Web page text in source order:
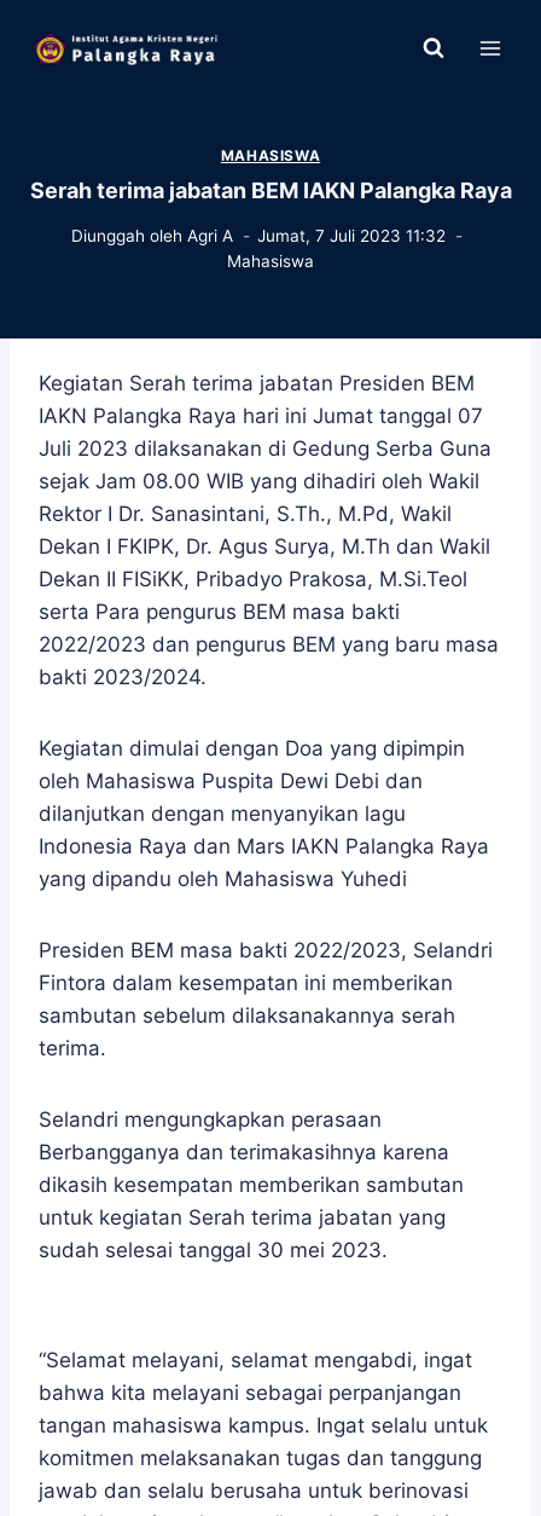
MAHASISWA
Serah terima jabatan BEM IAKN Palangka Raya
Diunggah oleh Agri A
Jumat, 7 Juli 2023 11:32
Mahasiswa
Kegiatan Serah terima jabatan Presiden BEM
IAKN Palangka Raya hari ini Jumat tanggal 07
Juli 2023 dilaksanakan di Gedung Serba Guna
sejak Jam 08.00 WIB yang dihadiri oleh Wakil
Rektor I Dr. Sanasintani, S.Th., M.Pd, Wakil
Dekan I FKIPK, Dr. Agus Surya, M.Th dan Wakil
Dekan II FISiKK, Pribadyo Prakosa, M.Si.Teol
serta Para pengurus BEM masa bakti
2022/2023 dan pengurus BEM yang baru masa
bakti 2023/2024.
Kegiatan dimulai dengan Doa yang dipimpin
oleh Mahasiswa Puspita Dewi Debi dan
dilanjutkan dengan menyanyikan lagu
Indonesia Raya dan Mars IAKN Palangka Raya
yang dipandu oleh Mahasiswa Yuhedi
Presiden BEM masa bakti 2022/2023, Selandri
Fintora dalam kesempatan ini memberikan
sambutan sebelum dilaksanakannya serah
terima.
Selandri mengungkapkan perasaan
Berbangganya dan terimakasihnya karena
dikasih kesempatan memberikan sambutan
untuk kegiatan Serah terima jabatan yang
sudah selesai tanggal 30 mei 2023.
“Selamat melayani, selamat mengabdi, ingat
bahwa kita melayani sebagai perpanjangan
tangan mahasiswa kampus. Ingat selalu untuk
komitmen melaksanakan tugas dan tanggung
jawab dan selalu berusaha untuk berinovasi